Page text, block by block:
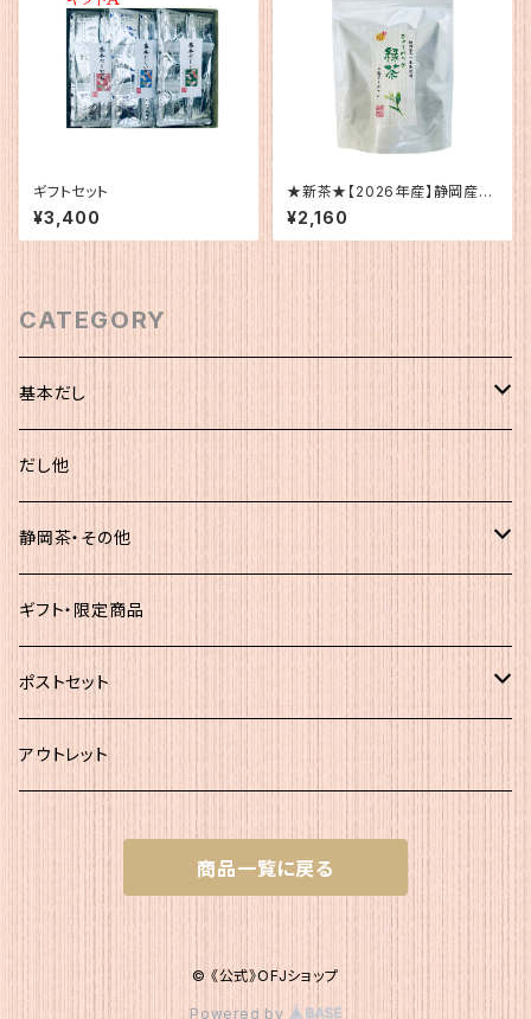
ギフトセット
¥3,400
★新茶★【2026年産】静岡産
ティーバッグ緑茶（水・お湯用）
¥2,160
CATEGORY
基本だし
化粧袋（5ｇ×12）
簡易（5ｇ×30）
大袋
だし他
静岡茶・その他
静岡茶
その他
ギフト・限定商品
ポストセット
★初回お試し!!
ｾｯﾄＡ（かつお大袋）
ｾｯﾄＡ200
ｾｯﾄＡ300
ｾｯﾄB（簡易包装）
ｾｯﾄB1 かつお簡易×２
ｾｯﾄC（200g+簡易）
アウトレット
商品一覧に戻る
© 《公式》OFJショップ
Powered by